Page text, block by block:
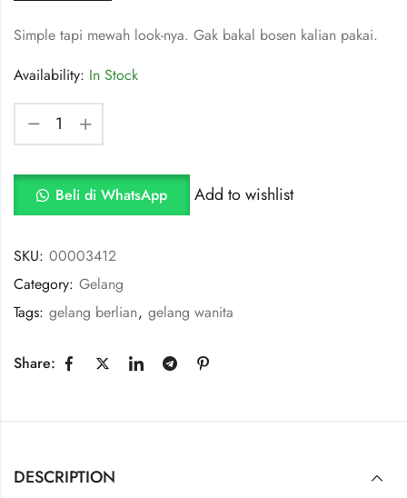
Simple tapi mewah look-nya. Gak bakal bosen kalian pakai.
Availability: In Stock
Beli di WhatsApp Add to wishlist
SKU: 00003412
Category: Gelang
Tags: gelang berlian, gelang wanita
Share:
DESCRIPTION